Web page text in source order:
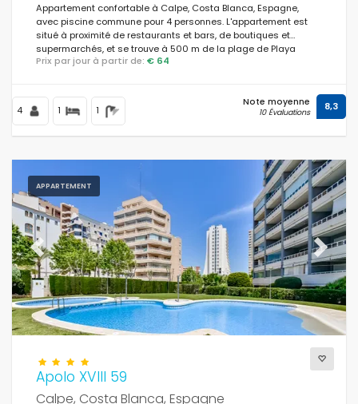
Appartement confortable à Calpe, Costa Blanca, Espagne,
avec piscine commune pour 4 personnes. L'appartement est
situé à proximité de restaurants et bars, de boutiques et
supermarchés, et se trouve à 500 m de la plage de Playa
Cantal Roig et de la plage de Playa Levante.
Prix par jour à partir de: € 64
4 1 1
Note moyenne
10 Évaluations 8,3
APPARTEMENT
Previous Next
Apolo XVIII 59
Calpe, Costa Blanca, Espagne